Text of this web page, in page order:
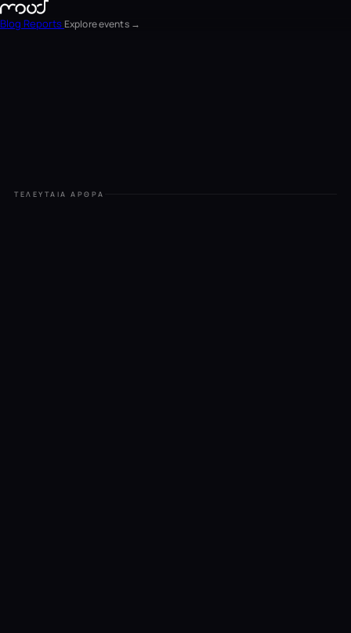
Blog Reports Explore events →
ΤΕΛΕΥΤΑΊΑ ΆΡΘΡΑ